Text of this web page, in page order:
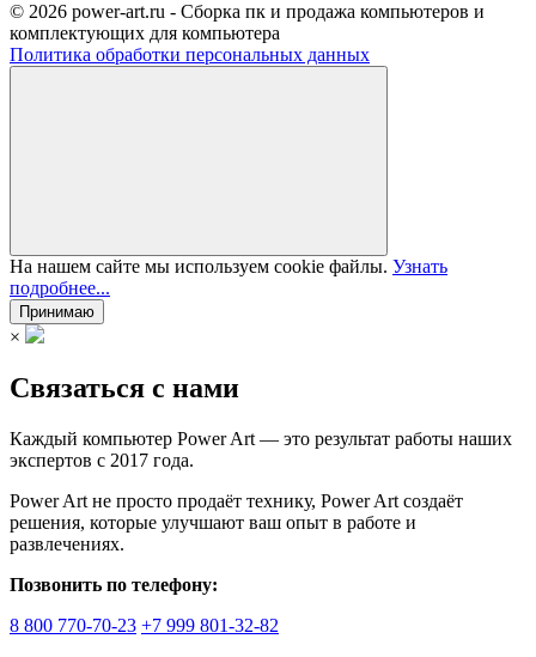
© 2026 power-art.ru - Сборка пк и продажа компьютеров и
комплектующих для компьютера
Политика обработки персональных данных
На нашем сайте мы используем cookie файлы. Узнать
подробнее...
Принимаю
×
Связаться с нами
Каждый компьютер Power Art — это результат работы наших
экспертов с 2017 года.
Power Art не просто продаёт технику, Power Art создаёт
решения, которые улучшают ваш опыт в работе и
развлечениях.
Позвонить по телефону:
8 800 770-70-23 +7 999 801-32-82